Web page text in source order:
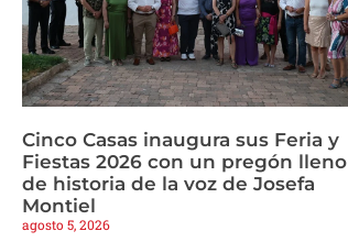
Cinco Casas inaugura sus Feria y
Fiestas 2026 con un pregón lleno
de historia de la voz de Josefa
Montiel
agosto 5, 2026